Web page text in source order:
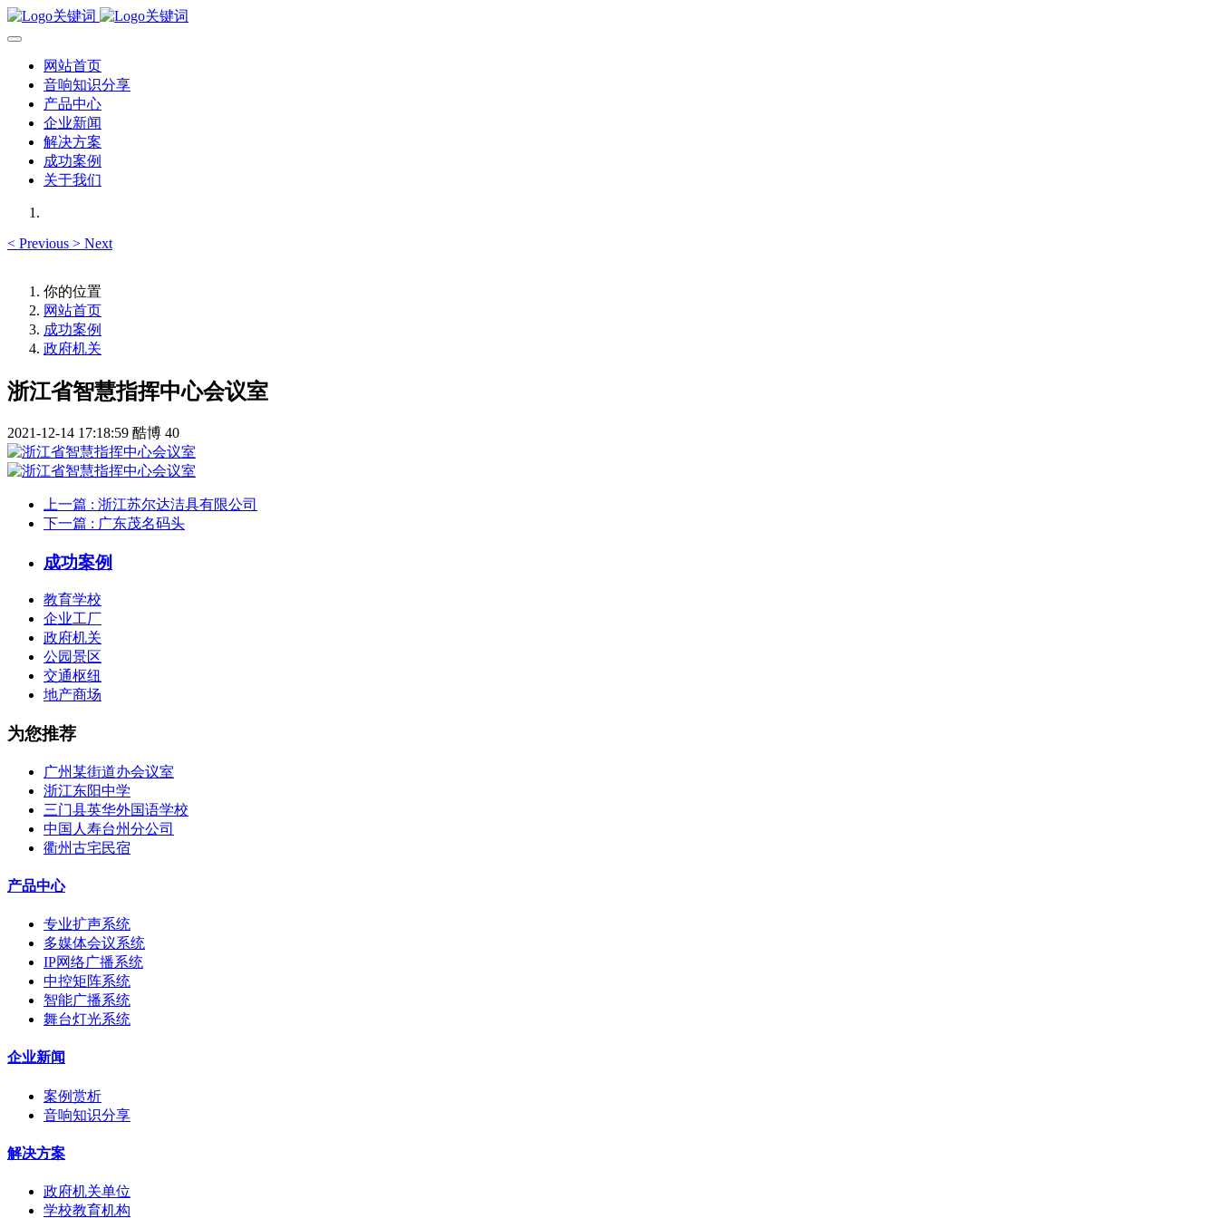
网站首页
音响知识分享
产品中心
企业新闻
解决方案
成功案例
关于我们
< Previous > Next
你的位置
网站首页
成功案例
政府机关
浙江省智慧指挥中心会议室
2021-12-14 17:18:59 酷博 40
上一篇 : 浙江苏尔达洁具有限公司
下一篇 : 广东茂名码头
成功案例
教育学校
企业工厂
政府机关
公园景区
交通枢纽
地产商场
为您推荐
广州某街道办会议室
浙江东阳中学
三门县英华外国语学校
中国人寿台州分公司
衢州古宅民宿
产品中心
专业扩声系统
多媒体会议系统
IP网络广播系统
中控矩阵系统
智能广播系统
舞台灯光系统
企业新闻
案例赏析
音响知识分享
解决方案
政府机关单位
学校教育机构